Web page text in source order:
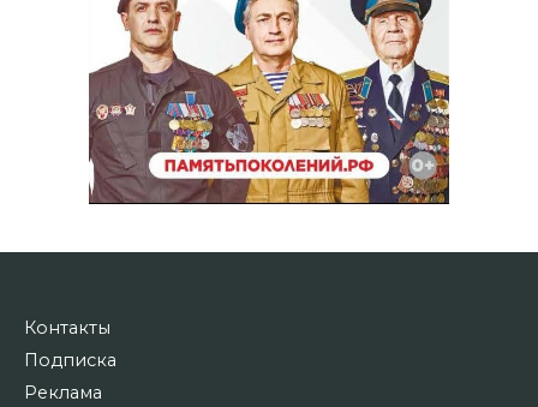
Контакты
Подписка
Реклама